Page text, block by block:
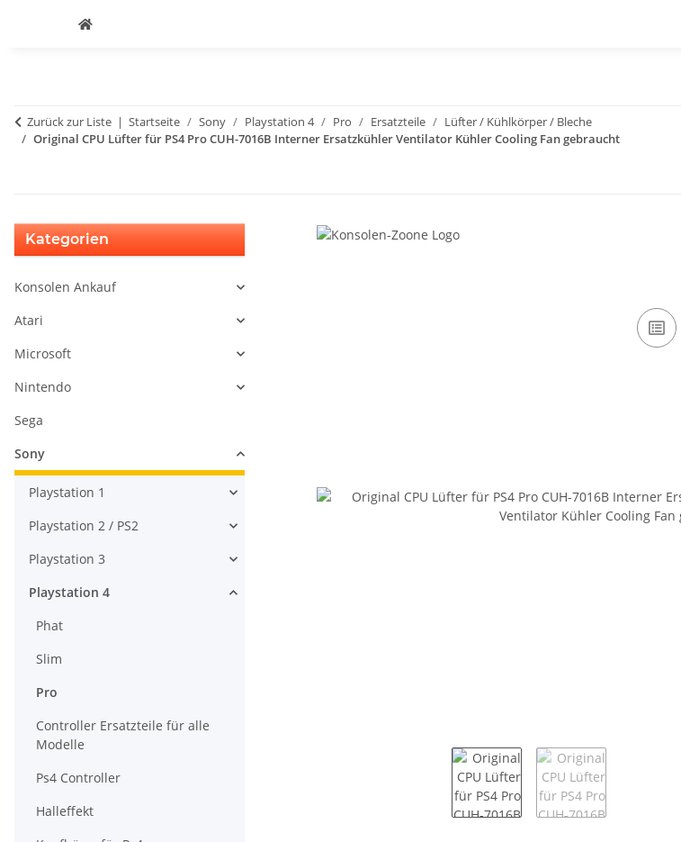
Zurück zur Liste Startseite Sony Playstation 4 Pro Ersatzteile
Lüfter / Kühlkörper / Bleche
Original CPU Lüfter für PS4 Pro CUH-7016B Interner Ersatzkühler Ventilator Kühler Cooling Fan gebraucht
Kategorien
Konsolen Ankauf
Atari
Microsoft
Nintendo
Sega
Sony
Playstation 1
Playstation 2 / PS2
Playstation 3
Playstation 4
Phat
Slim
Pro
Controller Ersatzteile für alle
Modelle
Ps4 Controller
Halleffekt